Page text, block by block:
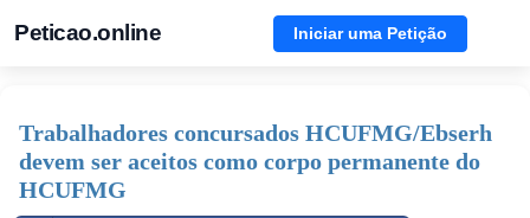
Peticao.online Iniciar uma Petição
Trabalhadores concursados HCUFMG/Ebserh
devem ser aceitos como corpo permanente do
HCUFMG